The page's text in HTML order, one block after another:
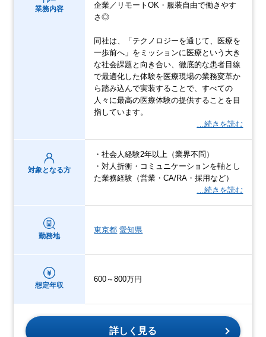
業務内容
企業／リモートOK・服装自由で働きやす
さ◎
同社は、「テクノロジーを通じて、医療を
一歩前へ」をミッションに医療という大き
な社会課題と向き合い、徹底的な患者目線
で最適化した体験を医療現場の業務変革か
ら踏み込んで実装することで、すべての
人々に最高の医療体験の提供することを目
指しています。
…続きを読む
対象となる方
・社会人経験2年以上（業界不問）
・対人折衝・コミュニケーションを軸とし
た業務経験（営業・CA/RA・採用など）
…続きを読む
勤務地
東京都 愛知県
想定年収
600～800万円
詳しく見る